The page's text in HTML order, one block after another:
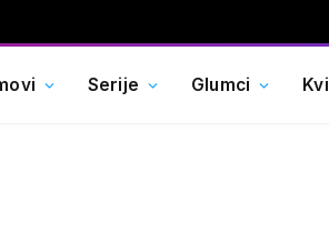
Serije Glumci